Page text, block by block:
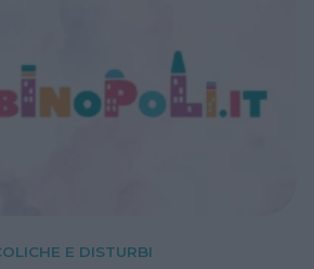
E DISTURBI